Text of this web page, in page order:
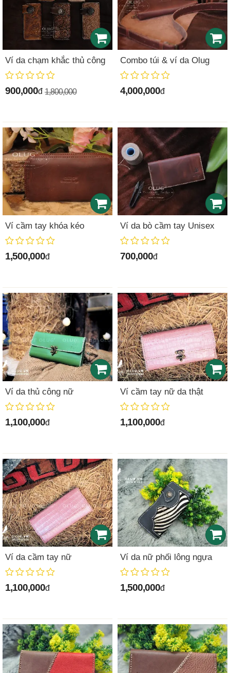
Ví da chạm khắc thủ công
900,000đ 1,800,000
Combo túi & ví da Olug
4,000,000đ
Ví cầm tay khóa kéo
1,500,000đ
Ví da bò cầm tay Unisex
700,000đ
Ví da thủ công nữ
1,100,000đ
Ví cầm tay nữ da thật
1,100,000đ
Ví da cầm tay nữ
1,100,000đ
Ví da nữ phối lông ngựa
1,500,000đ